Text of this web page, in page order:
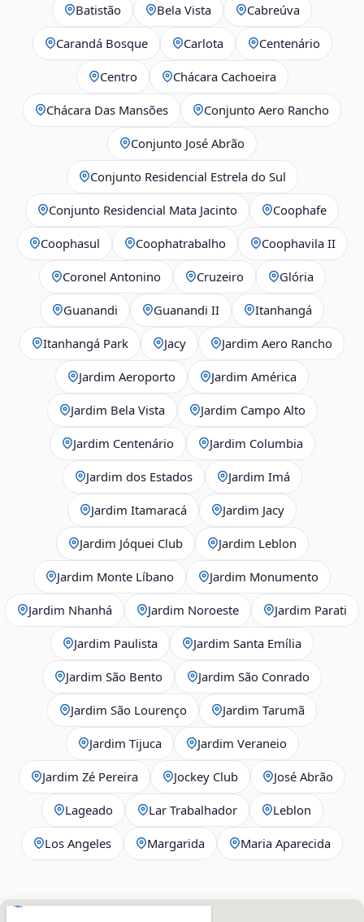
Batistão Bela Vista Cabreúva
Carandá Bosque Carlota Centenário
Centro Chácara Cachoeira
Chácara Das Mansões Conjunto Aero Rancho
Conjunto José Abrão
Conjunto Residencial Estrela do Sul
Conjunto Residencial Mata Jacinto Coophafe
Coophasul Coophatrabalho Coophavila II
Coronel Antonino Cruzeiro Glória
Guanandi Guanandi II Itanhangá
Itanhangá Park Jacy Jardim Aero Rancho
Jardim Aeroporto Jardim América
Jardim Bela Vista Jardim Campo Alto
Jardim Centenário Jardim Columbia
Jardim dos Estados Jardim Imá
Jardim Itamaracá Jardim Jacy
Jardim Jóquei Club Jardim Leblon
Jardim Monte Líbano Jardim Monumento
Jardim Nhanhá Jardim Noroeste Jardim Parati
Jardim Paulista Jardim Santa Emília
Jardim São Bento Jardim São Conrado
Jardim São Lourenço Jardim Tarumã
Jardim Tijuca Jardim Veraneio
Jardim Zé Pereira Jockey Club José Abrão
Lageado Lar Trabalhador Leblon
Los Angeles Margarida Maria Aparecida